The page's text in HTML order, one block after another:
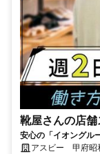
靴屋さんの店舗
安心の「イオングル
日～＆1日3h～ライ
アスビー 甲府昭